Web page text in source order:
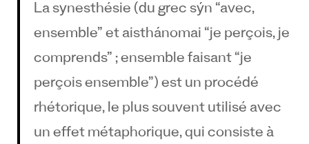
La synesthésie (du grec sýn “avec,
ensemble” et aisthánomai “je perçois, je
comprends” ; ensemble faisant “je
perçois ensemble”) est un procédé
rhétorique, le plus souvent utilisé avec
un effet métaphorique, qui consiste à